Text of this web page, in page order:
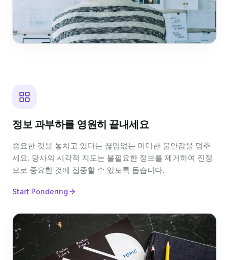
정보 과부하를 영원히 끝내세요
중요한 것을 놓치고 있다는 끊임없는 미미한 불안감을 멈추
세요. 당사의 시각적 지도는 불필요한 정보를 제거하여 진정
으로 중요한 것에 집중할 수 있도록 돕습니다.
Start Pondering